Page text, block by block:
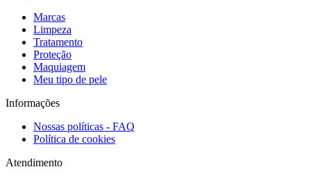
Marcas
Limpeza
Tratamento
Proteção
Maquiagem
Meu tipo de pele
Informações
Nossas políticas - FAQ
Política de cookies
Atendimento